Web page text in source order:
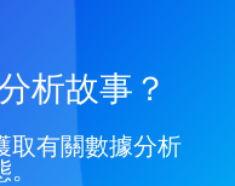
析故事？
取有關數據分析